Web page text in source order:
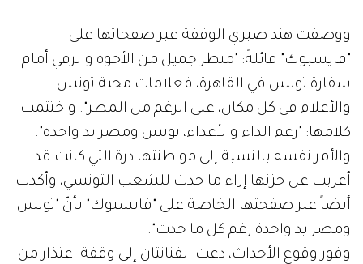
ووصفت هند صبري الوقفة عبر صفحاتها على
"فايسبوك" قائلةً: "منظر جميل من الأخوة والرقي أمام
سفارة تونس في القاهرة، فعلامات محبة تونس
والأعلام في كل مكان، على الرغم من المطر". واختتمت
كلامها: "رغم الداء والأعداء، تونس ومصر يد واحدة".
والأمر نفسه بالنسبة إلى مواطنتها درة التي كانت قد
أعربت عن حزنها إزاء ما حدث للشعب التونسي، وأكدت
أيضاً عبر صفحتها الخاصة على "فايسبوك" بأنّ "تونس
ومصر يد واحدة رغم كل ما حدث".
وفور وقوع الأحداث، دعت الفنانتان إلى وقفة اعتذار من